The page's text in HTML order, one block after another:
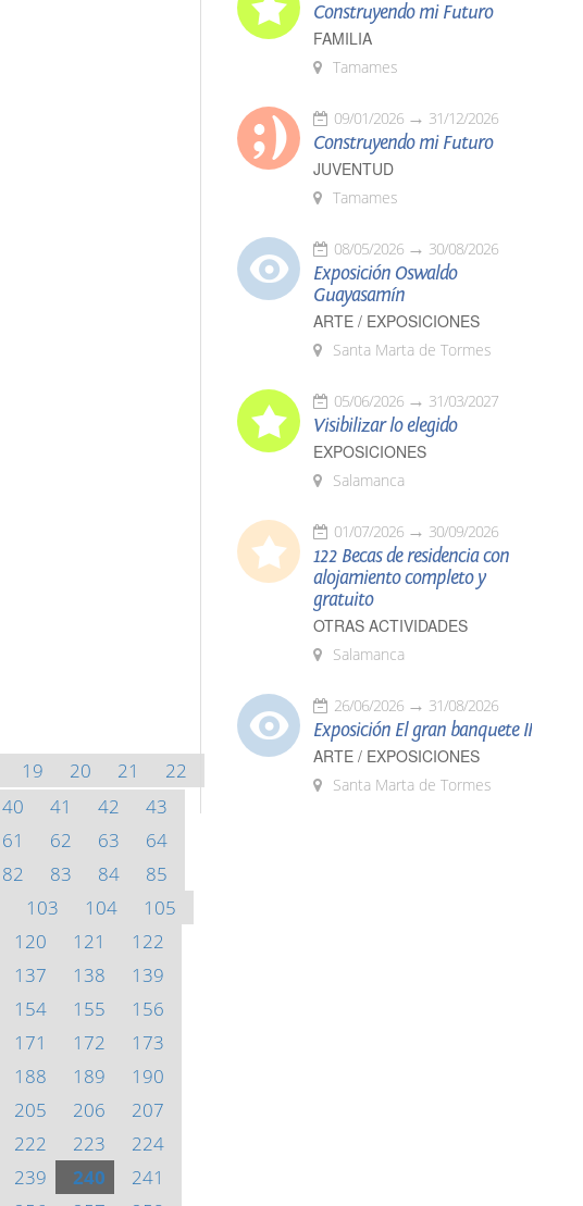
19 20 21
22
40 41 42
43
61 62 63
64
82 83 84
85
103 104
105
120 121
122
137 138
139
154 155
156
171 172
173
188 189
190
205 206
207
222 223
224
239 240
241
Construyendo mi Futuro
FAMILIA
Tamames
09/01/2026 31/12/2026
Construyendo mi Futuro
JUVENTUD
Tamames
08/05/2026 30/08/2026
Exposición Oswaldo
Guayasamín
ARTE / EXPOSICIONES
Santa Marta de Tormes
05/06/2026 31/03/2027
Visibilizar lo elegido
EXPOSICIONES
Salamanca
01/07/2026 30/09/2026
122 Becas de residencia con
alojamiento completo y
gratuito
OTRAS ACTIVIDADES
Salamanca
26/06/2026 31/08/2026
Exposición El gran banquete II
ARTE / EXPOSICIONES
Santa Marta de Tormes